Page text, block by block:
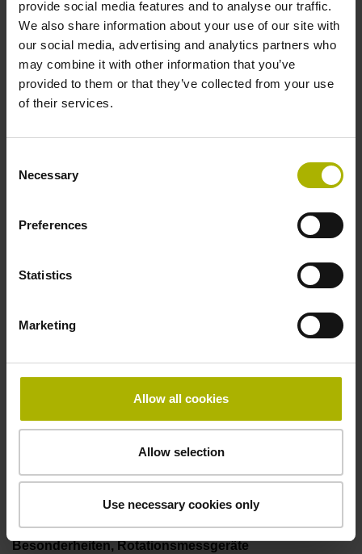
provide social media features and to analyse our traffic.
We also share information about your use of our site with
our social media, advertising and analytics partners who
may combine it with other information that you’ve
provided to them or that they’ve collected from your use
of their services.
Selection
Necessary
Preferences
Statistics
Marketing
Allow all cookies
Allow selection
Use necessary cookies only
-10/+70 °C
Elektrischer Anschluss
Anschluss-Belegung
Anschlussrichtung
Kabellänge
PUR Ø 6,0 mm
Besonderheiten, Rotationsmessgeräte